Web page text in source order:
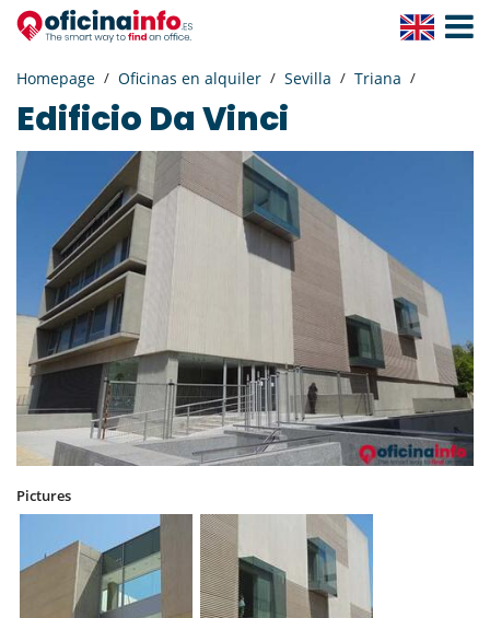
Toggle
Homepage Oficinas en alquiler Sevilla Triana
Edificio Da Vinci
Pictures